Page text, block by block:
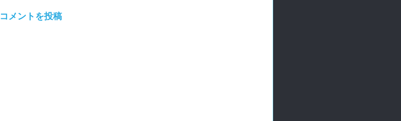
コメントを投稿